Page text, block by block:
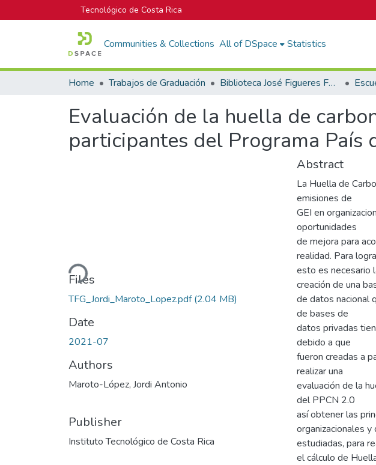
Tecnológico de Costa Rica
Communities & Collections All of DSpace Statistics
Home Trabajos de Graduación Biblioteca José Figueres Ferrer
Evaluación de la huella de
participantes del Programa País
Loading...
Files
TFG_Jordi_Maroto_Lopez.pdf(2.04 MB)
Date
2021-07
Authors
Maroto-López, Jordi Antonio
Publisher
Instituto Tecnológico de Costa Rica
Abstract
La Huella de
emisiones de
GEI en
oportunidades
de mejora para
realidad. Para
esto es necesario
creación de una
de datos nacional
de bases de
datos privadas
debido a que
fueron creadas a
realizar una
evaluación de la
del PPCN 2.0
así obtener las
organizacionales
estudiadas, para
el cálculo de